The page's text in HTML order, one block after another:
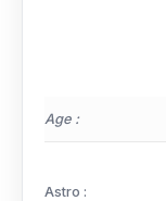
Age :
Astro :